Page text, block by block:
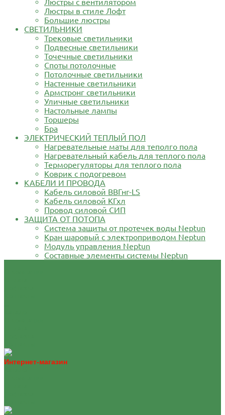
Люстры с вентилятором
Люстры в стиле Лофт
Большие люстры
СВЕТИЛЬНИКИ
Трековые светильники
Подвесные светильники
Точечные светильники
Споты потолочные
Потолочные светильники
Настенные светильники
Армстронг светильники
Уличные светильники
Настольные лампы
Торшеры
Бра
ЭЛЕКТРИЧЕСКИЙ ТЕПЛЫЙ ПОЛ
Нагревательные маты для теполго пола
Нагревательный кабель для теплого пола
Терморегуляторы для теплого пола
Коврик с подогревом
КАБЕЛИ И ПРОВОДА
Кабель силовой ВВГнг-LS
Кабель силовой КГхл
Провод силовой СИП
ЗАЩИТА ОТ ПОТОПА
Система защиты от протечек воды Neptun
Кран шаровый с электроприводом Neptun
Модуль управления Neptun
Составные элементы системы Neptun
Интернет-магазин